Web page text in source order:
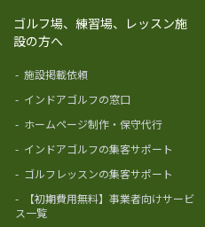
ゴルフ場、練習場、レッスン施
設の方へ
- 施設掲載依頼
- インドアゴルフの窓口
- ホームページ制作・保守代行
- インドアゴルフの集客サポート
- ゴルフレッスンの集客サポート
-
【初期費用無料】事業者向けサービ
ス一覧